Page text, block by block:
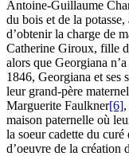
Antoine-Guillaume
du bois et de la
d’obtenir la charge de
Catherine Giroux, fille
alors que Georgiana
1846, Georgiana et ses
leur grand-père
Marguerite Faulkner[6]
maison paternelle où
la soeur cadette du
d’oeuvre de la création